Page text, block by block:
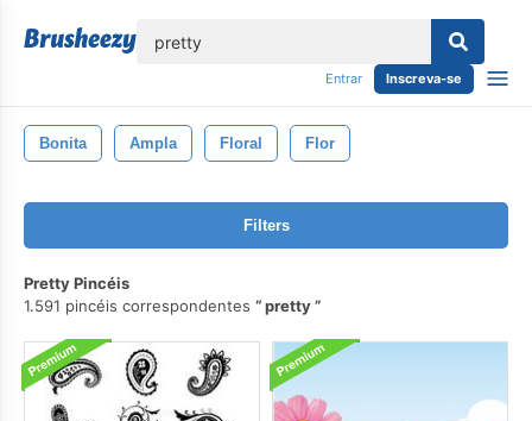
Entrar Inscreva-se
Bonita Ampla Floral Flor
Filters
Pretty Pincéis
1.591 pincéis correspondentes
pretty